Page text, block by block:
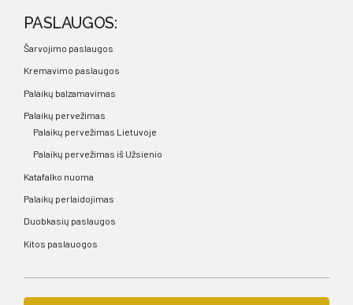
PASLAUGOS:
Šarvojimo paslaugos
Kremavimo paslaugos
Palaikų balzamavimas
Palaikų pervežimas
Palaikų pervežimas Lietuvoje
Palaikų pervežimas iš Užsienio
Katafalko nuoma
Palaikų perlaidojimas
Duobkasių paslaugos
Kitos paslauogos